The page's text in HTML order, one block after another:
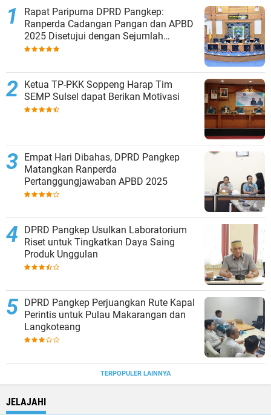
Rapat Paripurna DPRD Pangkep:
Ranperda Cadangan Pangan dan APBD
2025 Disetujui dengan Sejumlah
Catatan
Ketua TP-PKK Soppeng Harap Tim
SEMP Sulsel dapat Berikan Motivasi
Empat Hari Dibahas, DPRD Pangkep
Matangkan Ranperda
Pertanggungjawaban APBD 2025
DPRD Pangkep Usulkan Laboratorium
Riset untuk Tingkatkan Daya Saing
Produk Unggulan
DPRD Pangkep Perjuangkan Rute Kapal
Perintis untuk Pulau Makarangan dan
Langkoteang
TERPOPULER LAINNYA
JELAJAHI